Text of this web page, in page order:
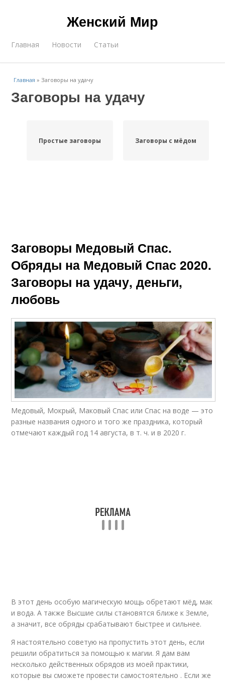
Женский Мир
Главная Новости Статьи
Главная »Заговоры на удачу
Заговоры на удачу
Простые заговоры Заговоры с мёдом
Заговоры Медовый Спас.
Обряды на Медовый Спас 2020.
Заговоры на удачу, деньги,
любовь
Медовый, Мокрый, Маковый Спас или Спас на воде — это
разные названия одного и того же праздника, который
отмечают каждый год 14 августа, в т. ч. и в 2020 г.
В этот день особую магическую мощь обретают мёд, мак
и вода. А также Высшие силы становятся ближе к Земле,
а значит, все обряды срабатывают быстрее и сильнее.
Я настоятельно советую на пропустить этот день, если
решили обратиться за помощью к магии. Я дам вам
несколько действенных обрядов из моей практики,
которые вы сможете провести самостоятельно . Если же